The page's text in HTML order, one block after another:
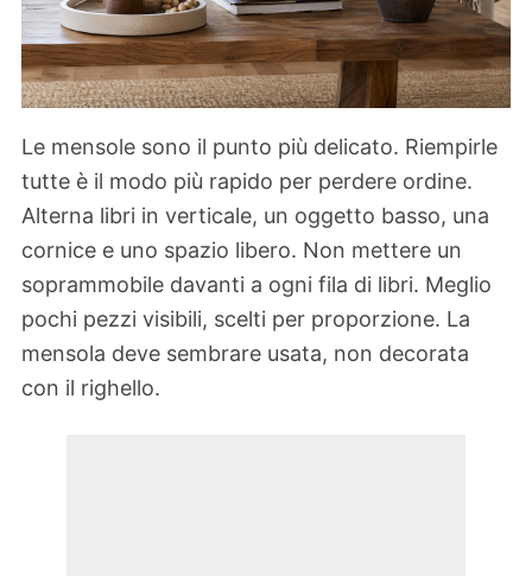
Le mensole sono il punto più delicato. Riempirle
tutte è il modo più rapido per perdere ordine.
Alterna libri in verticale, un oggetto basso, una
cornice e uno spazio libero. Non mettere un
soprammobile davanti a ogni fila di libri. Meglio
pochi pezzi visibili, scelti per proporzione. La
mensola deve sembrare usata, non decorata
con il righello.